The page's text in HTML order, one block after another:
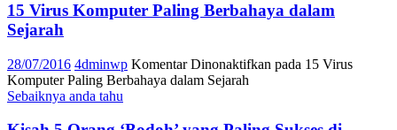
15 Virus Komputer Paling Berbahaya dalam
Sejarah
28/07/2016 4dminwp Komentar Dinonaktifkan pada 15 Virus
Komputer Paling Berbahaya dalam Sejarah
Sebaiknya anda tahu